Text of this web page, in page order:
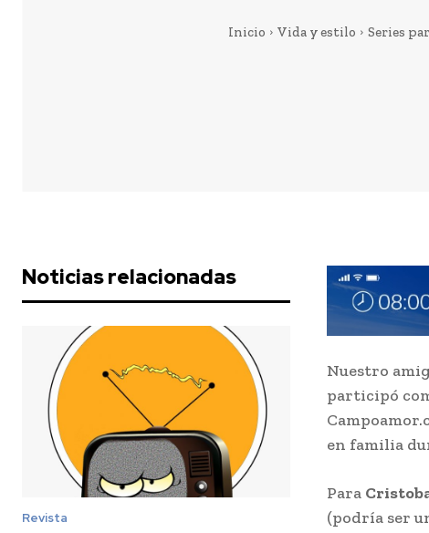
Inicio Vida y estilo Series
Noticias relacionadas
Revista
Nuestro
participó
en familia
Para
(podría ser